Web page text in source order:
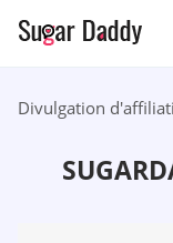
Divulgation